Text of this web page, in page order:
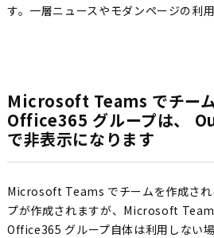
す。一層ニュースやモダンページの利
Microsoft Teams でチー
Office365 グループは、
で非表示になります
Microsoft Teams でチームを作成さ
プが作成されますが、Microsoft
Office365 グループ自体は利用しない場